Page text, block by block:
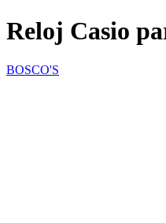
Reloj Casio
BOSCO'S